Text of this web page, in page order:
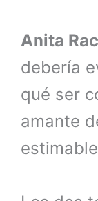
Anita
debería
qué ser
amante